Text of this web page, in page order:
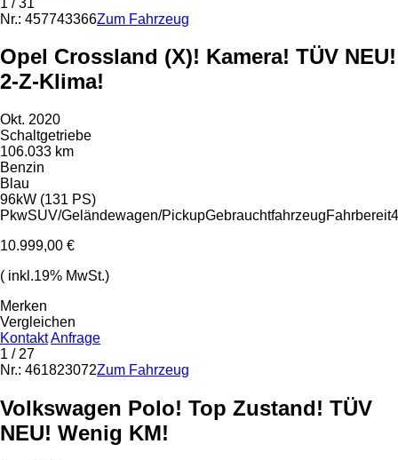
Nr.: 457743366Zum Fahrzeug
Opel Crossland (X)! Kamera! TÜV NEU!
2-Z-Klima!
Okt. 2020
Schaltgetriebe
106.033 km
Benzin
Blau
96kW (131 PS)
PkwSUV/Geländewagen/PickupGebrauchtfahrzeugFahrbereit
10.999,00 €
( inkl.19% MwSt.)
Merken
Vergleichen
KontaktAnfrage
1 / 27
Nr.: 461823072Zum Fahrzeug
Volkswagen Polo! Top Zustand! TÜV
NEU! Wenig KM!